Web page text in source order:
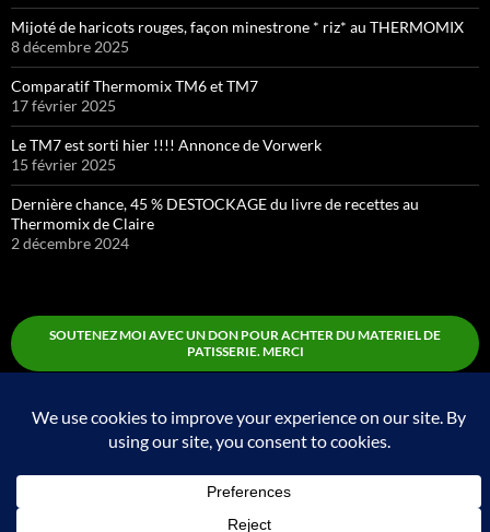
Mijoté de haricots rouges, façon minestrone * riz* au THERMOMIX
8 décembre 2025
Comparatif Thermomix TM6 et TM7
17 février 2025
Le TM7 est sorti hier !!!! Annonce de Vorwerk
15 février 2025
Dernière chance, 45 % DESTOCKAGE du livre de recettes au
Thermomix de Claire
2 décembre 2024
SOUTENEZ MOI AVEC UN DON POUR ACHTER DU MATERIEL DE
PATISSERIE. MERCI
Fièrement propulsé par WordPress